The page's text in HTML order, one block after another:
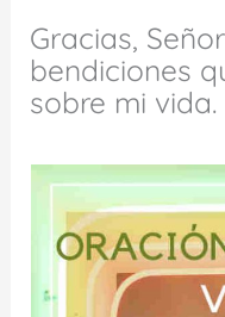
Gracias,
bendiciones
sobre mi vida.